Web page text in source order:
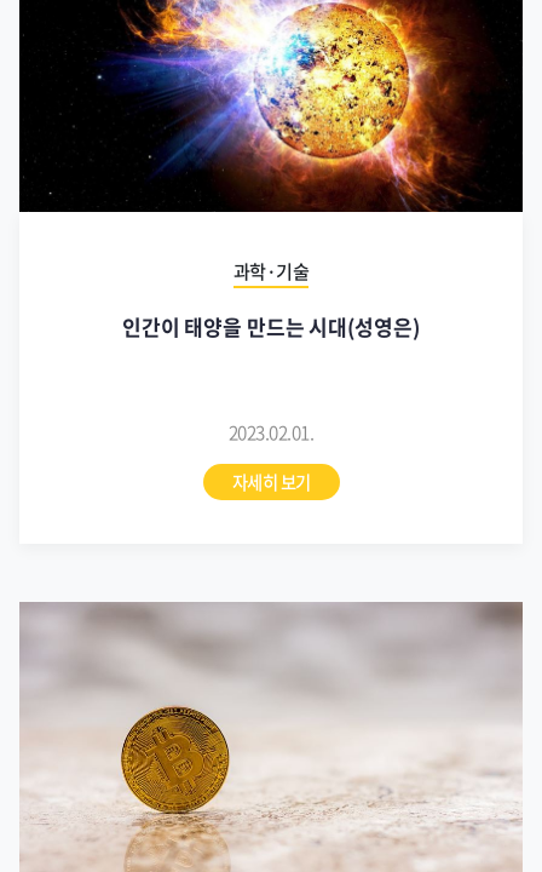
과학·기술
인간이 태양을 만드는 시대(성영은)
2023.02.01.
자세히 보기